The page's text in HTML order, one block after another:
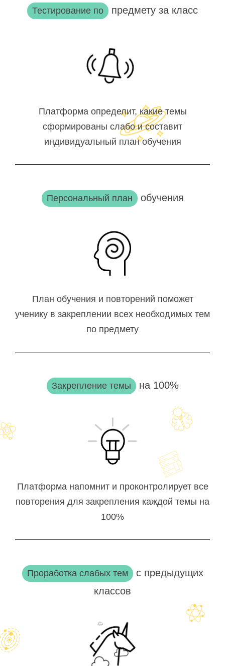
Тестирование по предмету за класс
Платформа определит, какие темы
сформированы слабо и составит
индивидуальный план обучения
Персональный план обучения
План обучения и повторений поможет
ученику в закреплении всех необходимых тем
по предмету
Закрепление темы на 100%
Платформа напомнит и проконтролирует все
повторения для закрепления каждой темы на
100%
Проработка слабых тем с предыдущих
классов